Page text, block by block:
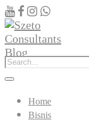
Home
Bisnis